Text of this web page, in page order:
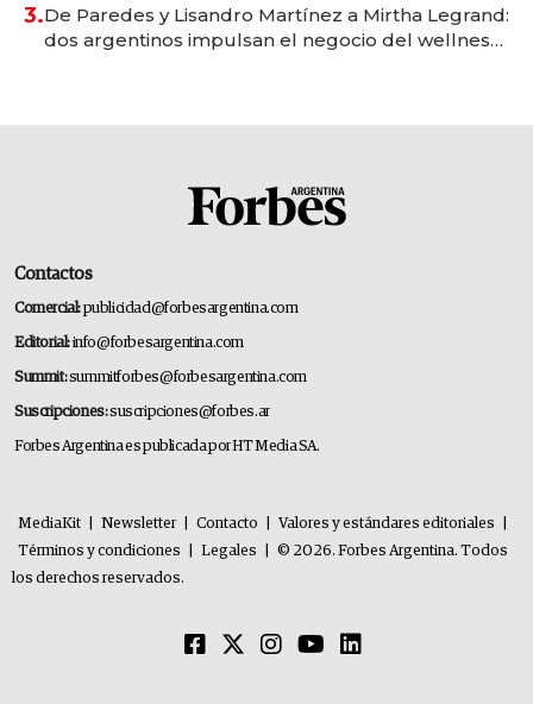
3.De Paredes y Lisandro Martínez a Mirtha Legrand:
dos argentinos impulsan el negocio del wellness
Contactos
Comercial:publicidad@forbesargentina.com
Editorial:info@forbesargentina.com
Summit:summitforbes@forbesargentina.com
Suscripciones:suscripciones@forbes.ar
Forbes Argentina es publicada por HT Media SA.
MediaKit Newsletter Contacto Valores y estándares editoriales
Términos y condiciones
Legales
© 2026. Forbes Argentina. Todos
los derechos reservados.